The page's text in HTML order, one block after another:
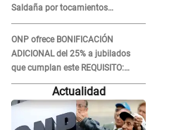
Saldaña por tocamientos
indebidos: "Pido respetar la
presunción de inocencia"
ONP ofrece BONIFICACIÓN
ADICIONAL del 25% a jubilados
que cumplan este REQUISITO:
revisa si accedes aquí
Actualidad